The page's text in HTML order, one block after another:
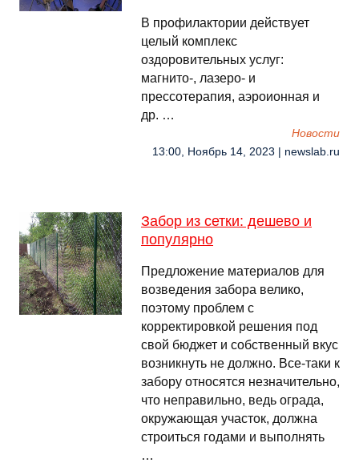
В профилактории действует
целый комплекс
оздоровительных услуг:
магнито-, лазеро- и
прессотерапия, аэроионная и
др. …
Новости
13:00, Ноябрь 14, 2023 | newslab.ru
Забор из сетки: дешево и
популярно
Предложение материалов для
возведения забора велико,
поэтому проблем с
корректировкой решения под
свой бюджет и собственный вкус
возникнуть не должно. Все-таки к
забору относятся незначительно,
что неправильно, ведь ограда,
окружающая участок, должна
строиться годами и выполнять
…